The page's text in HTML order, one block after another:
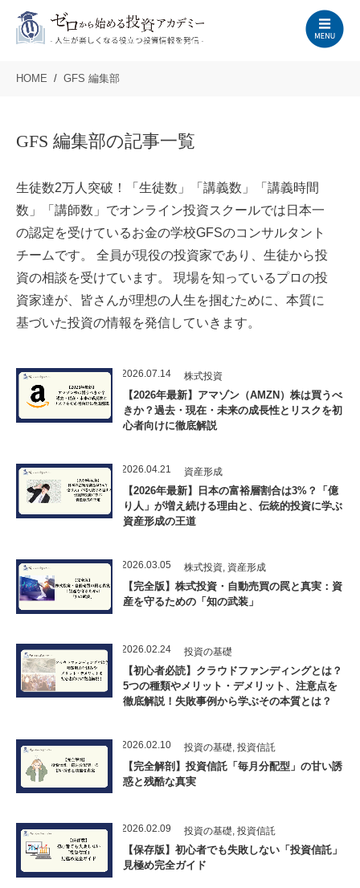
HOME GFS 編集部
GFS 編集部の記事一覧
生徒数2万人突破！「生徒数」「講義数」「講義時間
数」「講師数」でオンライン投資スクールでは日本一
の認定を受けているお金の学校GFSのコンサルタント
チームです。 全員が現役の投資家であり、生徒から投
資の相談を受けています。 現場を知っているプロの投
資家達が、皆さんが理想の人生を掴むために、本質に
基づいた投資の情報を発信していきます。
2026.07.14 株式投資
【2026年最新】アマゾン（AMZN）株は買うべ
きか？過去・現在・未来の成長性とリスクを初
心者向けに徹底解説
2026.04.21 資産形成
【2026年最新】日本の富裕層割合は3%？「億
り人」が増え続ける理由と、伝統的投資に学ぶ
資産形成の王道
2026.03.05 株式投資, 資産形成
【完全版】株式投資・自動売買の罠と真実：資
産を守るための「知の武装」
2026.02.24 投資の基礎
【初心者必読】クラウドファンディングとは？
5つの種類やメリット・デメリット、注意点を
徹底解説！失敗事例から学ぶその本質とは？
2026.02.10 投資の基礎 投資信託
【完全解剖】投資信託「毎月分配型」の甘い誘
惑と残酷な真実
2026.02.09 投資の基礎, 投資信託
【保存版】初心者でも失敗しない「投資信託」
見極め完全ガイド